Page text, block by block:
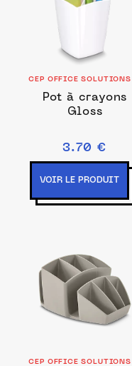
CEP OFFICE SOLUTIONS
Pot à crayons
Gloss
3.70 €
VOIR LE PRODUIT
CEP OFFICE SOLUTIONS